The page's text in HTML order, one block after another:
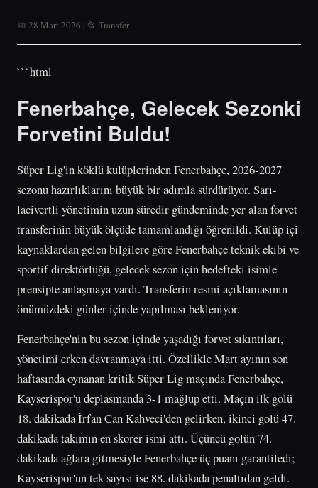
📅 28 Mart 2026 | 📂 Transfer
```html
Fenerbahçe, Gelecek Sezonki
Forvetini Buldu!
Süper Lig'in köklü kulüplerinden Fenerbahçe, 2026-2027
sezonu hazırlıklarını büyük bir adımla sürdürüyor. Sarı-
lacivertli yönetimin uzun süredir gündeminde yer alan forvet
transferinin büyük ölçüde tamamlandığı öğrenildi. Kulüp içi
kaynaklardan gelen bilgilere göre Fenerbahçe teknik ekibi ve
sportif direktörlüğü, gelecek sezon için hedefteki isimle
prensipte anlaşmaya vardı. Transferin resmi açıklamasının
önümüzdeki günler içinde yapılması bekleniyor.
Fenerbahçe'nin bu sezon içinde yaşadığı forvet sıkıntıları,
yönetimi erken davranmaya itti. Özellikle Mart ayının son
haftasında oynanan kritik Süper Lig maçında Fenerbahçe,
Kayserispor'u deplasmanda 3-1 mağlup etti. Maçın ilk golü
18. dakikada İrfan Can Kahveci'den gelirken, ikinci golü 47.
dakikada takımın en skorer ismi attı. Üçüncü golün 74.
dakikada ağlara gitmesiyle Fenerbahçe üç puanı garantiledi;
Kayserispor'un tek sayısı ise 88. dakikada penaltıdan geldi.